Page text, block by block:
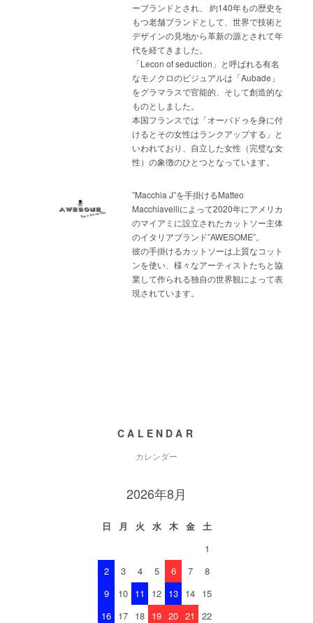
ーブランドとされ、 約140年もの歴史を
もつ老舗ブランドとして、世界で技術と
デザインの見地から革新の源とされて年
代を経てきました。
「Lecon of seduction」と呼ばれる有名
なモノクロのビジュアルは「Aubade」
をグラマラスで官能的、そして創造的な
ものとしました。
本国フランスでは「オーバドゥを身に付
けるとその女性はランクアップする」と
いわれており、自立した女性（完璧な女
性）の象徴のひとつとなっています。
”Macchia J”を手掛けるMatteo
Macchiavelliによって2020年にアメリカ
のマイアミに設立されたカットソー主体
のイタリアブランド”AWESOME”。
彼の手掛けるカットソーは上質なコット
ンを使い、様々なアーティストたちと協
業して作られる独自の世界観によって表
現されています。
CALENDAR
カレンダー
2026年8月
日 月 火 水 木 金
土
1
2
3 4 5 6 7
8
9
10 11 12 13 14 15
16 17 18 19 20 21
22